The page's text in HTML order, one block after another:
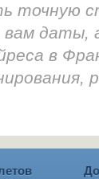
точную
вам даты,
в